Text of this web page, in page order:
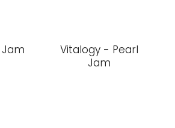
Vitalogy - Pearl
Jam